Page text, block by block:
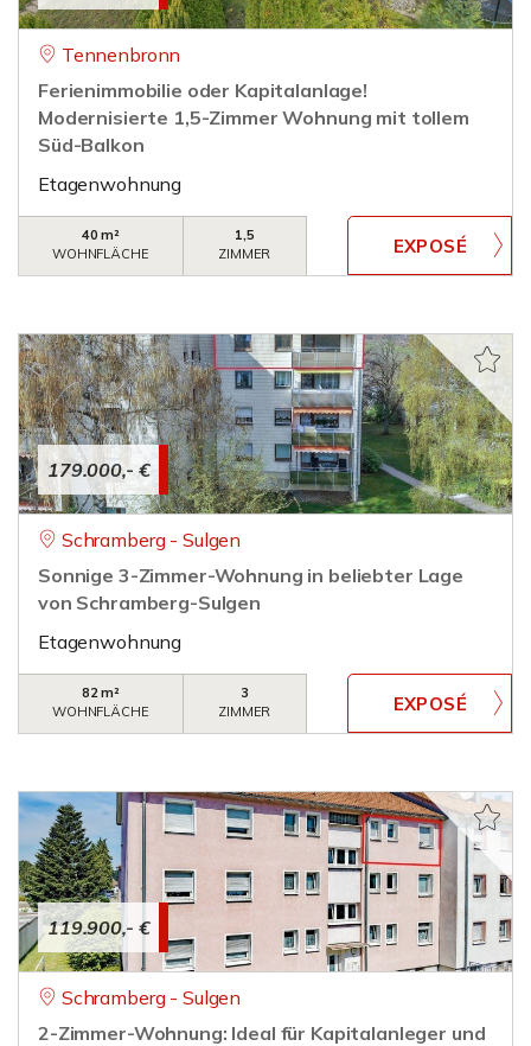
Tennenbronn
Ferienimmobilie oder Kapitalanlage!
Modernisierte 1,5-Zimmer Wohnung mit tollem
Süd-Balkon
Etagenwohnung
40 m²
WOHNFLÄCHE
1,5
ZIMMER
179.000,- €
Schramberg - Sulgen
Sonnige 3-Zimmer-Wohnung in beliebter Lage
von Schramberg-Sulgen
Etagenwohnung
82 m²
WOHNFLÄCHE
3
ZIMMER
119.900,- €
Schramberg - Sulgen
2-Zimmer-Wohnung: Ideal für Kapitalanleger und